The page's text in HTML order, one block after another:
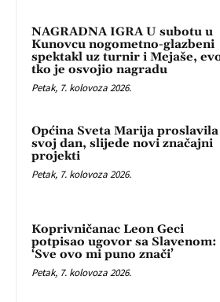
NAGRADNA IGRA U subotu u
Kunovcu nogometno-glazbeni
spektakl uz turnir i Mejaše,
tko je osvojio nagradu
Petak, 7. kolovoza 2026.
Općina Sveta Marija proslavila
svoj dan, slijede novi značajni
projekti
Petak, 7. kolovoza 2026.
Koprivničanac Leon Geci
potpisao ugovor sa Slavenom:
‘Sve ovo mi puno znači’
Petak, 7. kolovoza 2026.